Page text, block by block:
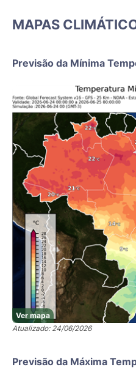
MAPAS
Previsão da Mínima
Ver mapa
Atualizado: 24/06/2026
Previsão da Máxima